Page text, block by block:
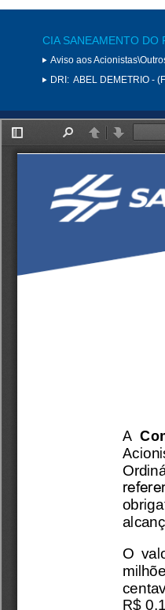
CIA SANEAMENTO DO
Aviso aos
DRI: ABEL DEMETRIO -